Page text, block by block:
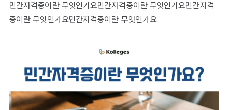
민간자격증이란 무엇인가요민간자격증이란 무엇인가요민간자격
증이란 무엇인가요민간자격증이란 무엇인가요